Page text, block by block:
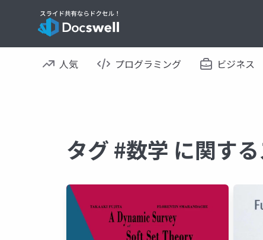
人気 プログラミング ビジネス
タグ #数学 に関す